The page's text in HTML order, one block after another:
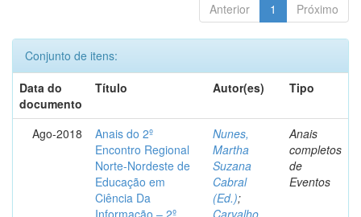
Anterior 1 Próximo
Conjunto de itens:
Data do
documento
Título Autor(es) Tipo
Ago-2018
Anais do 2º
Encontro Regional
Norte-Nordeste de
Educação em
Ciência Da
Informação – 2º
Nunes,
Martha
Suzana
Cabral
(Ed.);
Carvalho,
Anais
completos
de
Eventos